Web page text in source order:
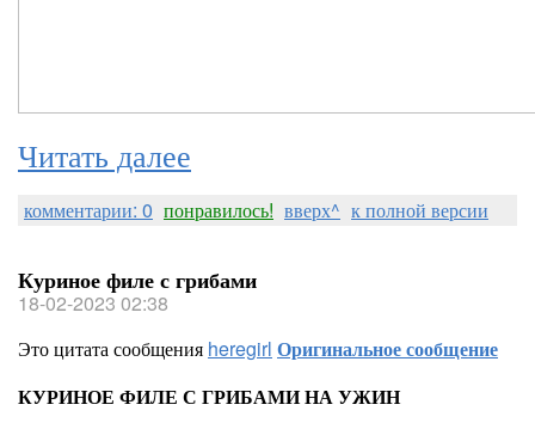
Читать далее
комментарии: 0 понравилось! вверх^ к полной версии
Куриное филе с грибами
18-02-2023 02:38
Это цитата сообщения heregirl Оригинальное сообщение
КУРИНОЕ ФИЛЕ С ГРИБАМИ НА УЖИН